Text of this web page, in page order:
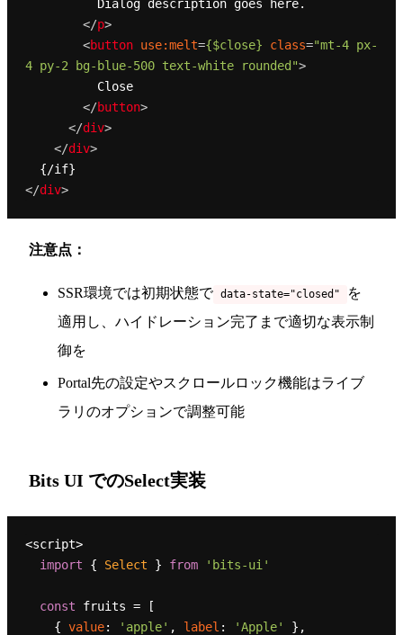
</p>
<button use:melt={$close} class="mt-4 px-
4 py-2 bg-blue-500 text-white rounded">
</button>
</div>
</div>
</div>
注意点：
SSR環境では初期状態で data-state="closed"
を
適用し、ハイドレーション完了まで適切な表示制
御を
Portal先の設定やスクロールロック機能はライブ
ラリのオプションで調整可能
Bits UI でのSelect実装
<script>
import { Select } from 'bits-ui'
const fruits = [
    {
value: 'apple' , label : 'Apple'
},